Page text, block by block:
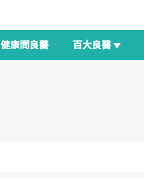
健康問良醫 百大良醫